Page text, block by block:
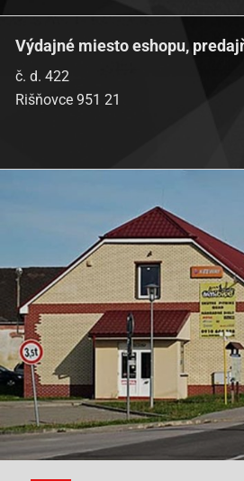
Výdajné miesto eshopu,
č. d. 422
Rišňovce 951 21